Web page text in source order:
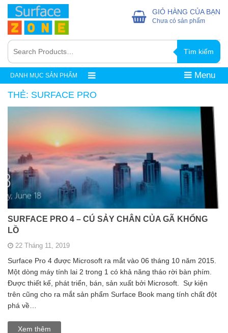
Tìm kiếm
GIỎ HÀNG CỦA BẠN
Chưa có sản phẩm
DANH MỤC SẢN PHẨM Menu
THẺ: SURFACE PRO
SURFACE PRO 4 – CÚ SẢY CHÂN CỦA GÃ KHỔNG
LỒ
22 Tháng 11, 2019
Surface Pro 4 được Microsoft ra mắt vào 06 tháng 10 năm 2015.
Một dòng máy tính lai 2 trong 1 có khả năng tháo rời bàn phím.
Được thiết kế, phát triển, bán, sản xuất bởi Microsoft. Sự kiện
trên cũng cho ra mắt sản phẩm Surface Book mang tính chất đột
phá về…
Xem thêm